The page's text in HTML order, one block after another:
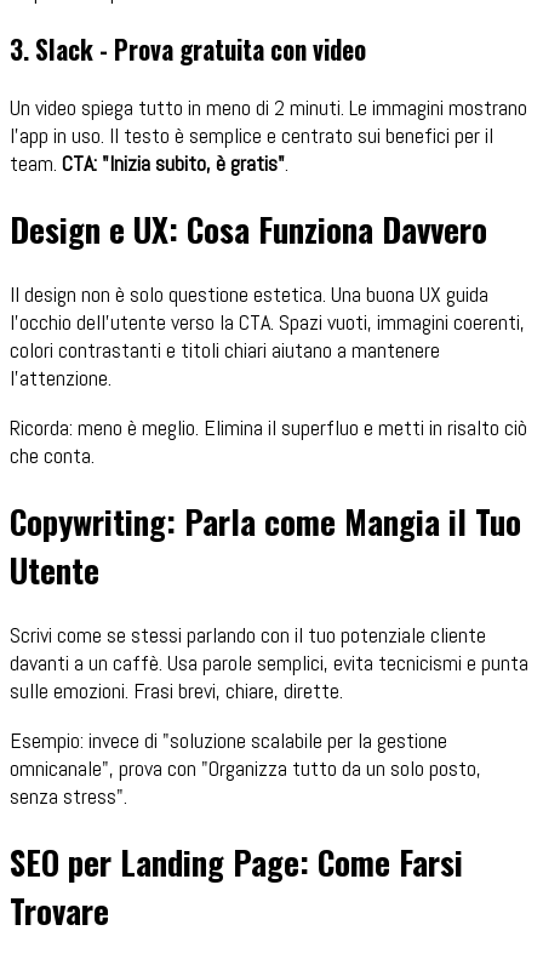
3. Slack - Prova gratuita con video
Un video spiega tutto in meno di 2 minuti. Le immagini mostrano
l'app in uso. Il testo è semplice e centrato sui benefici per il
team. CTA: "Inizia subito, è gratis".
Design e UX: Cosa Funziona Davvero
Il design non è solo questione estetica. Una buona UX guida
l'occhio dell'utente verso la CTA. Spazi vuoti, immagini coerenti,
colori contrastanti e titoli chiari aiutano a mantenere
l'attenzione.
Ricorda: meno è meglio. Elimina il superfluo e metti in risalto ciò
che conta.
Copywriting: Parla come Mangia il Tuo
Utente
Scrivi come se stessi parlando con il tuo potenziale cliente
davanti a un caffè. Usa parole semplici, evita tecnicismi e punta
sulle emozioni. Frasi brevi, chiare, dirette.
Esempio: invece di "soluzione scalabile per la gestione
omnicanale", prova con "Organizza tutto da un solo posto,
senza stress".
SEO per Landing Page: Come Farsi
Trovare